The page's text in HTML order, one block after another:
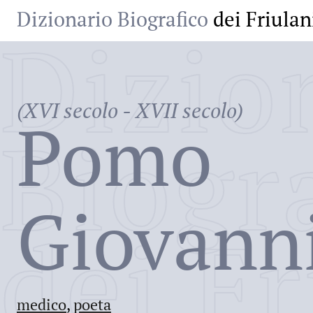
Dizionario Biografico dei
(XVI secolo - XVII secolo)
Pomo
medico,poeta